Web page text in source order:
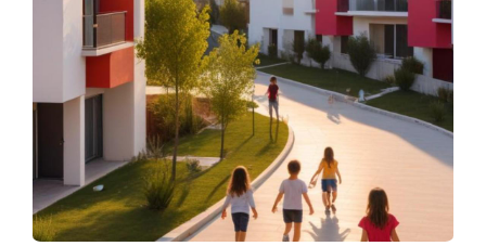
mientras que uno demasiado bajo puede hacerte perder
dinero. La clave está en encontrar ese punto óptimo que
atraiga interés sin sacrificar valor.
Consejos para Establecer Precios Competitivos
Investiga propiedades similares en tu área para tener
una referencia clara.
Considera realizar una tasación profesional.
Mantente abierto a negociar; esto puede facilitar un